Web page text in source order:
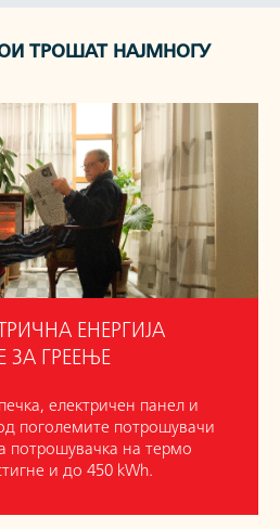
ТРОШАТ НАЈМНОГУ
ЕНЕРГИЈА
ЗА ГРЕЕЊЕ
електричен панел и
поголемите потрошувачи
потрошувачка на термо
и до 450 kWh.